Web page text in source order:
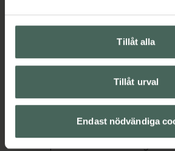
Tillåt alla
Tillåt urval
Endast nödvändiga
Upptäck flera produkter
Näringsdryck och nutrition
Kronans Apotek finns här för dig. Du